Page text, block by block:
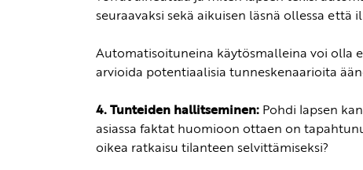
seuraavaksi sekä aikuisen läsnä ollessa että
Automatisoituneina käytösmalleina voi olla
arvioida potentiaalisia tunneskenaarioita
4. Tunteiden hallitseminen: Pohdi lapsen
asiassa faktat huomioon ottaen on
oikea ratkaisu tilanteen selvittämiseksi?